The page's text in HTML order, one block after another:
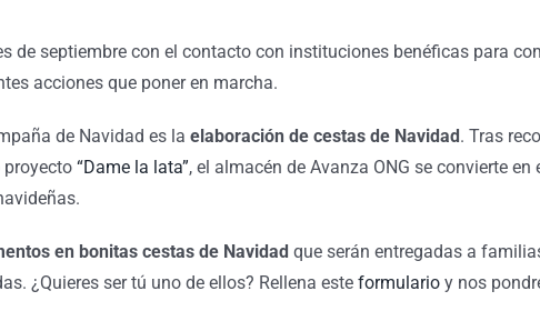
de septiembre con el contacto con instituciones benéficas para
acciones que poner en marcha.
de Navidad es la elaboración de cestas de Navidad. Tras
proyecto “Dame la lata”, el almacén de Avanza ONG se convierte
en bonitas cestas de Navidad que serán entregadas a
¿Quieres ser tú uno de ellos? Rellena este formularioy nos